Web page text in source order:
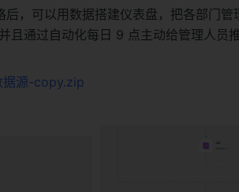
后，可以用数据搭建仪表盘，把各部门管
且通过自动化每日 9 点主动给管理人员
据源-copy.zip